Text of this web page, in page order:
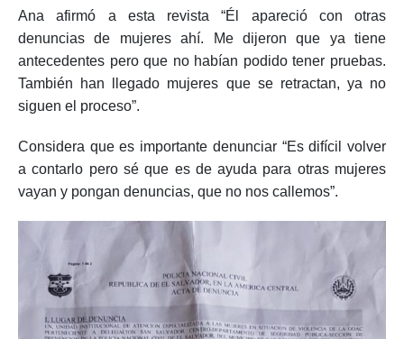
Ana afirmó a esta revista “Él apareció con otras
denuncias de mujeres ahí. Me dijeron que ya tiene
antecedentes pero que no habían podido tener pruebas.
También han llegado mujeres que se retractan, ya no
siguen el proceso”.
Considera que es importante denunciar “Es difícil volver
a contarlo pero sé que es de ayuda para otras mujeres
vayan y pongan denuncias, que no nos callemos”.